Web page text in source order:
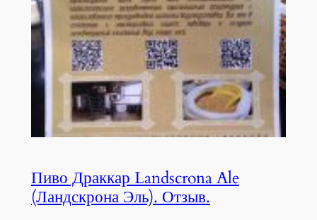
Пиво Драккар Landscrona Ale
(Ландскрона Эль). Отзыв.